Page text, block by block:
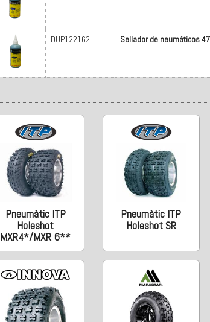
DUP122162 Sellador de neumáticos
Pneumàtic ITP
Holeshot
MXR4*/MXR 6**
Pneumàtic ITP
Holeshot SR